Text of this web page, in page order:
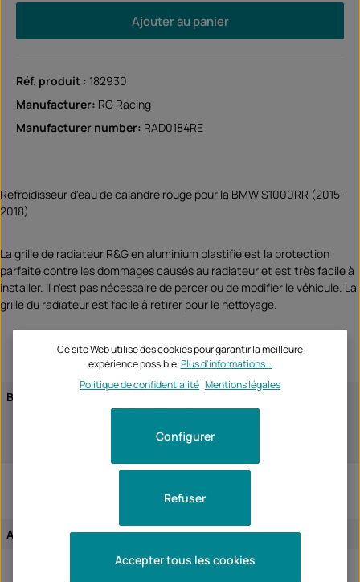
Ajouter au panier
Réf. produit : 182930
Manufacturer: RG Racing
Manufacturer number: RAD0184RE
Refroidisseur d'eau de calandre rouge pour la BMW S1000RR (2015-
2018)
La grille de radiateur R&G en aluminium plastifié est la protection
parfaite contre les dommages causés au radiateur et est très facile à
installer. Il n'est pas nécessaire de percer ou de modifier le véhicule. La
grille du radiateur est facile à retirer pour le nettoyage.
BMW
S 1000 RR 2016
S 1000 RR 2017
S 1000 RR 2018
Attribution de l'article: spécifique aux véhicules
Ce site Web utilise des cookies pour garantir la meilleure
expérience possible.Plus d'informations...
Politique de confidentialité|Mentions légales
Refuser
Configurer
Accepter tous les cookies